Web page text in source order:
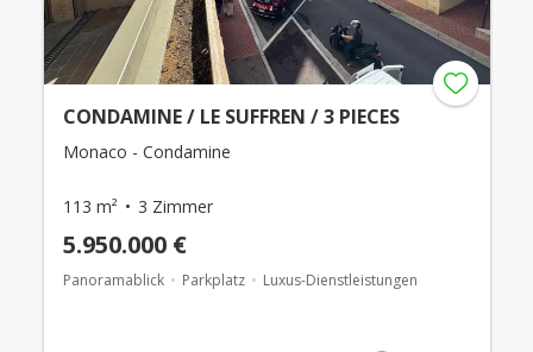
CONDAMINE / LE SUFFREN / 3 PIECES
Monaco - Condamine
113 m² 3 Zimmer
5.950.000 €
Panoramablick Parkplatz Luxus-Dienstleistungen